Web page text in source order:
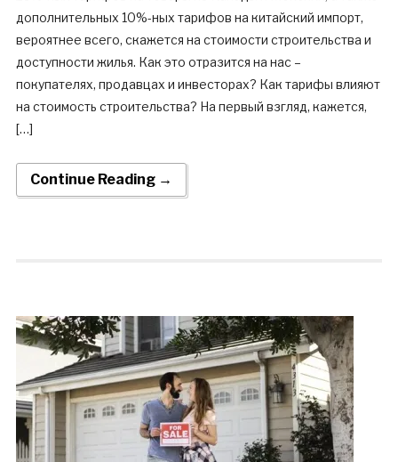
дополнительных 10%-ных тарифов на китайский импорт,
вероятнее всего, скажется на стоимости строительства и
доступности жилья. Как это отразится на нас –
покупателях, продавцах и инвесторах? Как тарифы влияют
на стоимость строительства? На первый взгляд, кажется,
[…]
Continue Reading →